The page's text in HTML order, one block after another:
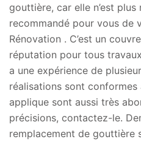
gouttière, car elle n’est plus
recommandé pour vous de
Rénovation . C’est un
réputation pour tous
a une expérience de
réalisations sont conformes
applique sont aussi très
précisions, contactez-le.
remplacement de gouttière